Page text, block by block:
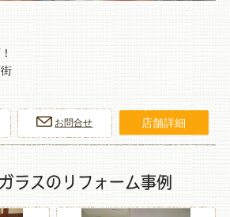
お問合せ 店舗詳細
ラスのリフォーム事例